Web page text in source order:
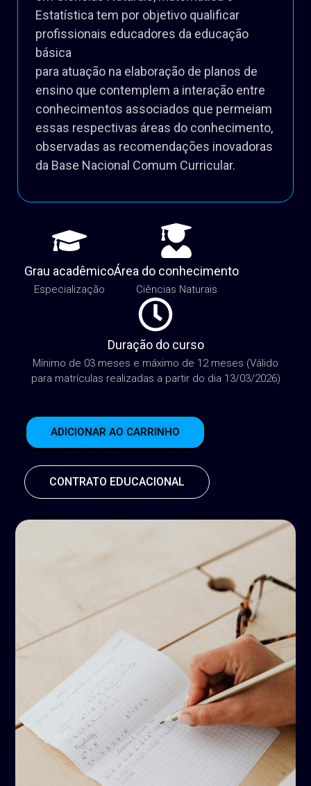
Estatística tem por objetivo qualificar
profissionais educadores da educação
básica
para atuação na elaboração de planos de
ensino que contemplem a interação entre
conhecimentos associados que permeiam
essas respectivas áreas do conhecimento,
observadas as recomendações inovadoras
da Base Nacional Comum Curricular.
Grau acadêmico
Especialização
Área do conhecimento
Ciências Naturais
Duração do curso
Mínimo de 03 meses e máximo de 12 meses (Válido
para matrículas realizadas a partir do dia 13/03/2026)
ADICIONAR AO CARRINHO
CONTRATO EDUCACIONAL